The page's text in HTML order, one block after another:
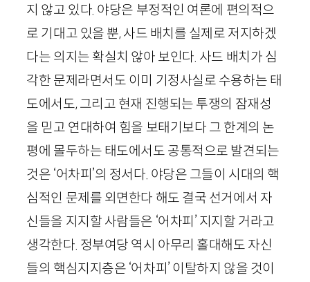
지 않고 있다. 야당은 부정적인 여론에 편의적으
로 기대고 있을 뿐, 사드 배치를 실제로 저지하겠
다는 의지는 확실치 않아 보인다. 사드 배치가 심
각한 문제라면서도 이미 기정사실로 수용하는 태
도에서도, 그리고 현재 진행되는 투쟁의 잠재성
을 믿고 연대하여 힘을 보태기보다 그 한계의 논
평에 몰두하는 태도에서도 공통적으로 발견되는
것은 ‘어차피’의 정서다. 야당은 그들이 시대의 핵
심적인 문제를 외면한다 해도 결국 선거에서 자
신들을 지지할 사람들은 ‘어차피’ 지지할 거라고
생각한다. 정부여당 역시 아무리 홀대해도 자신
들의 핵심지지층은 ‘어차피’ 이탈하지 않을 것이